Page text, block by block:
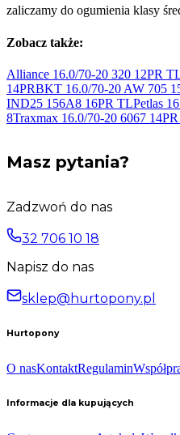
zaliczamy do ogumienia klasy
Zobacz także:
Alliance 16.0/70-20 320 12PR
14PRBKT 16.0/70-20 AW 705
IND25 156A8 16PR TLPetlas
8Traxmax 16.0/70-20 6067 14PR
Masz pytania?
Zadzwoń do nas
32 706 10 18
Napisz do nas
sklep@hurtopony.pl
Hurtopony
O nasKontaktRegulamin
Informacje dla kupujących